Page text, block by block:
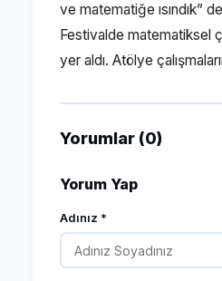
ve matematiğe ısındık”
Festivalde matematiksel
yer aldı. Atölye
Yorumlar (0)
Yorum Yap
Adınız *